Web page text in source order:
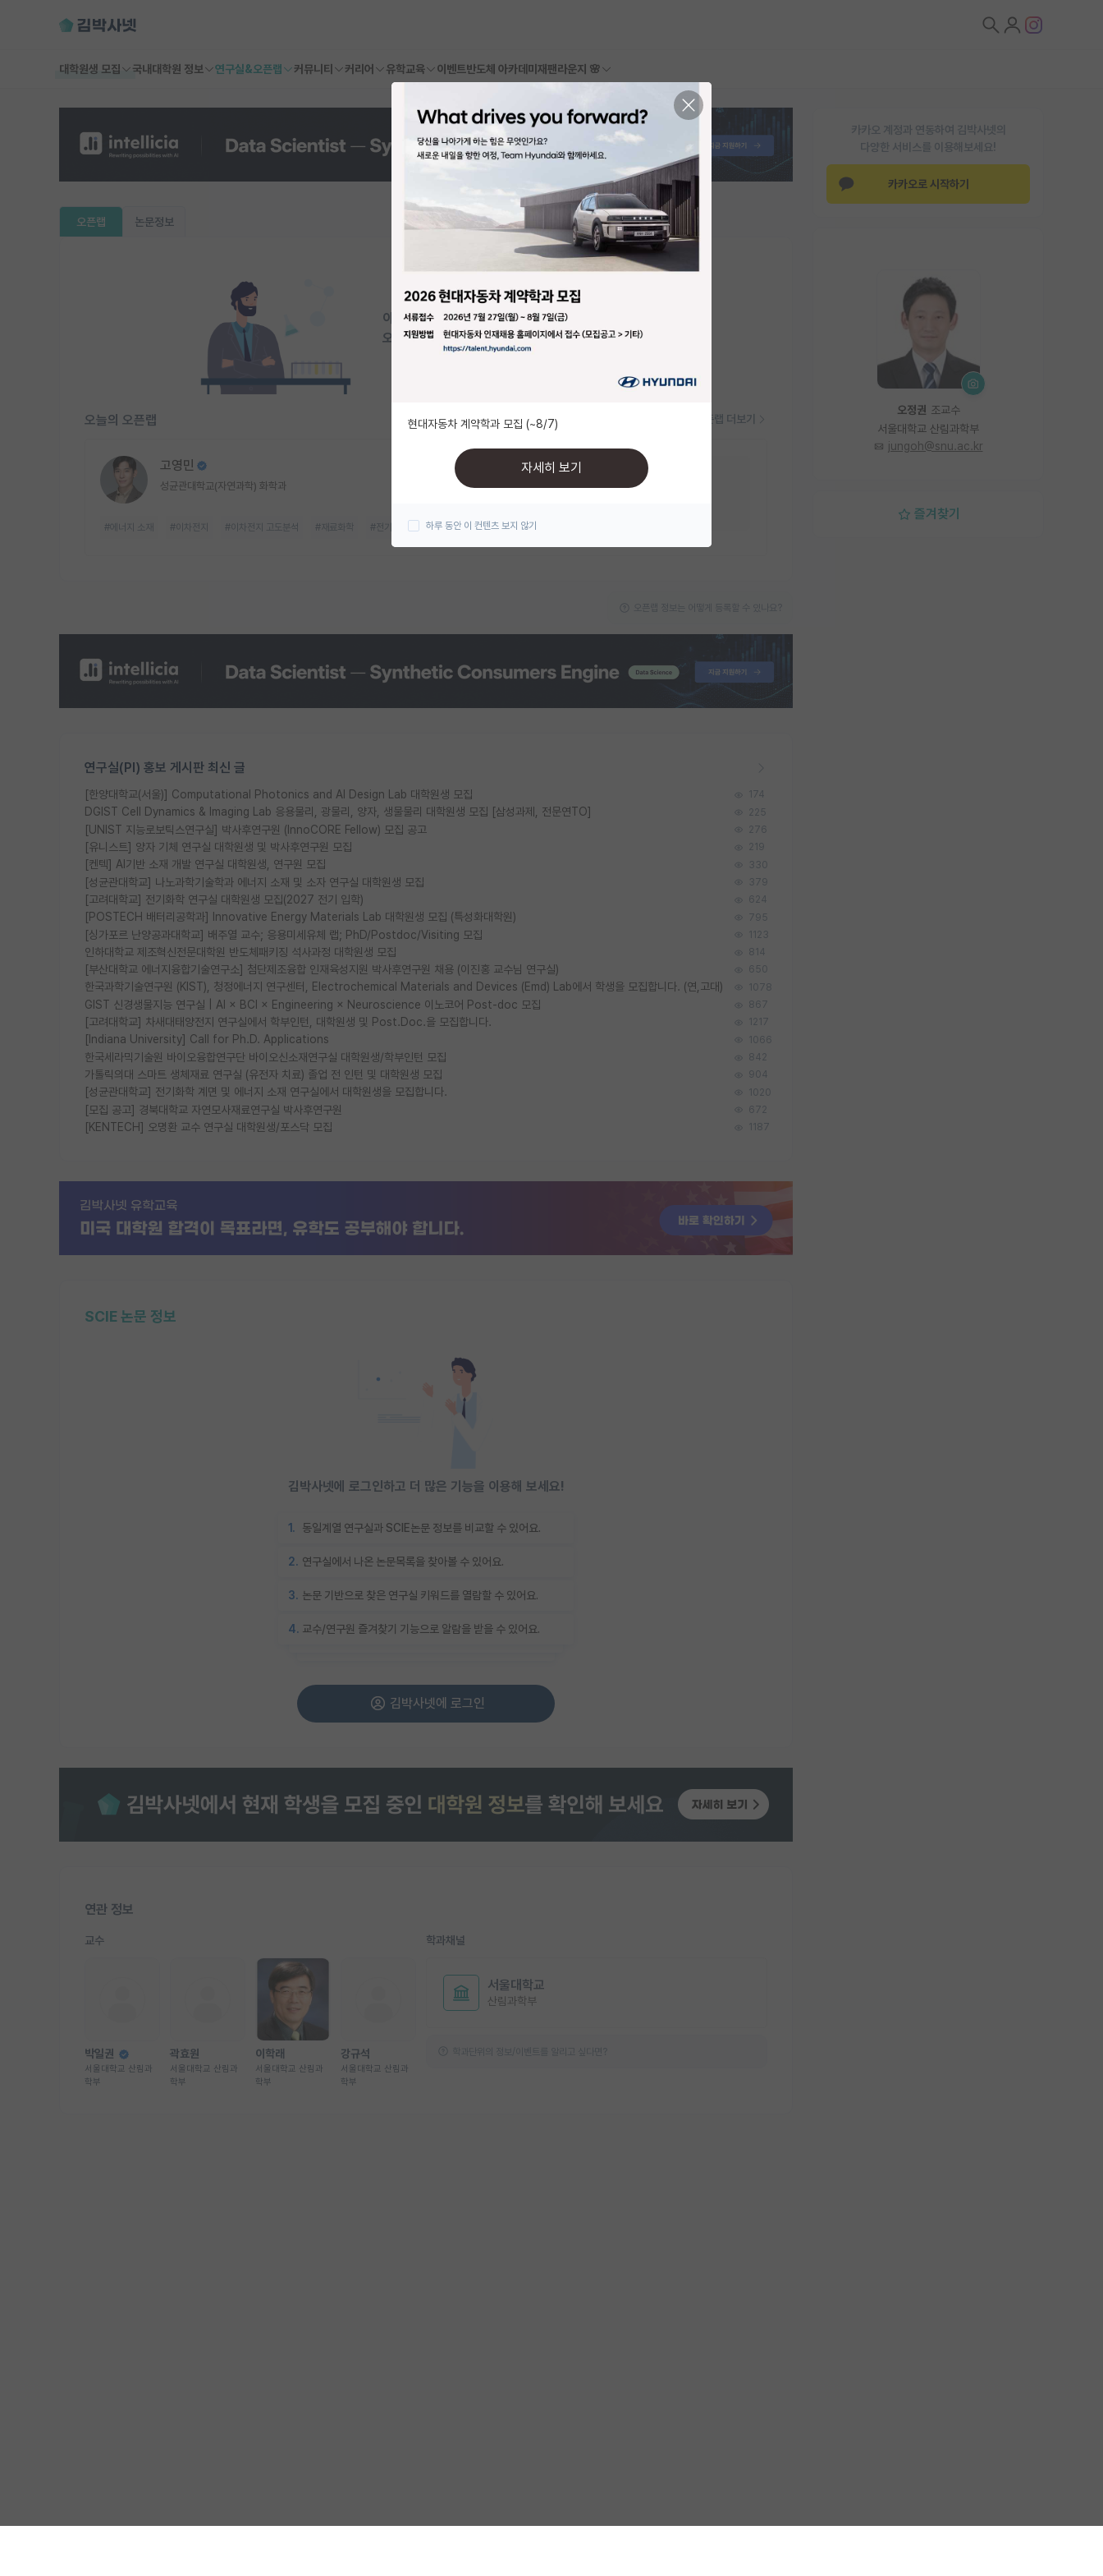
대학원생 모집 국내대학원 정보 연구실&오픈랩 커뮤니티 커리어 유학교육 이벤트반도체 아카데미 재팬라운지 🌸
오픈랩 논문정보
이 연구실은 아직 오픈랩 정보가등록되지 않았습니다.
오픈랩이 등록된 연구실은 어떠신가요?
오늘의 오픈랩 오픈랩 더보기
고영민
성균관대학교(자연과학) 화학과
#에너지 소재 #이차전지 #이차전지 고도분석 #재료화학 #전기화학 #차세대 전지
지금 연구실 모집중이에요!
오픈랩 정보는 어떻게 등록할 수 있나요?
연구실(PI) 홍보 게시판 최신 글
[한양대학교(서울)] Computational Photonics and AI Design Lab 대학원생 모집 174
DGIST Cell Dynamics & Imaging Lab 응용물리, 광물리, 양자, 생물물리 대학원생 모집 [삼성과제, 전문연TO] 225
[UNIST 지능로보틱스연구실] 박사후연구원 (InnoCORE Fellow) 모집 공고 276
[유니스트] 양자 기체 연구실 대학원생 및 박사후연구원 모집 219
[켄텍] AI기반 소재 개발 연구실 대학원생, 연구원 모집 330
[성균관대학교] 나노과학기술학과 에너지 소재 및 소자 연구실 대학원생 모집 379
[고려대학교] 전기화학 연구실 대학원생 모집(2027 전기 입학) 624
[POSTECH 배터리공학과] Innovative Energy Materials Lab 대학원생 모집 (특성화대학원) 795
[싱가포르 난양공과대학교] 배주열 교수; 응용미세유체 랩; PhD/Postdoc/Visiting 모집 1123
인하대학교 제조혁신전문대학원 반도체패키징 석사과정 대학원생 모집 814
[부산대학교 에너지융합기술연구소] 첨단제조융합 인재육성지원 박사후연구원 채용 (이진홍 교수님 연구실) 650
한국과학기술연구원 (KIST), 청정에너지 연구센터, Electrochemical Materials and Devices (Emd) Lab에서 학생을 모집합니다. (연,고대) 1078
GIST 신경생물지능 연구실 | AI × BCI × Engineering × Neuroscience 이노코어 Post-doc 모집 867
[고려대학교] 차새대태양전지 연구실에서 학부인턴, 대학원생 및 Post.Doc.을 모집합니다. 1217
[Indiana University] Call for Ph.D. Applications 1066
한국세라믹기술원 바이오융합연구단 바이오신소재연구실 대학원생/학부인턴 모집 842
가톨릭의대 스마트 생체재료 연구실 (유전자 치료) 졸업 전 인턴 및 대학원생 모집 904
[성균관대학교] 전기화학 계면 및 에너지 소재 연구실에서 대학원생을 모집합니다. 1020
[모집 공고] 경북대학교 자연모사재료연구실 박사후연구원 672
[KENTECH] 오명환 교수 연구실 대학원생/포스닥 모집 1187
SCIE 논문 정보
김박사넷에 로그인하고 더 많은 기능을 이용해 보세요!
1. 동일계열 연구실과 SCIE논문 정보를 비교할 수 있어요.
2. 연구실에서 나온 논문목록을 찾아볼 수 있어요.
3. 논문 기반으로 찾은 연구실 키워드를 열람할 수 있어요.
4. 교수/연구원 즐겨찾기 기능으로 알람을 받을 수 있어요.
김박사넷에 로그인
연관 정보
교수
박일권
서울대학교 산림과
학부
곽효원
서울대학교 산림과
학부
이학래
서울대학교 산림과
학부
강규석
서울대학교 산림과
학부
학과채널
서울대학교
산림과학부
학과단위의 정보/이벤트를 알리고 싶다면?
현대자동차 계약학과 모집 (~8/7)
자세히 보기
하루 동안 이 컨텐츠 보지 않기
카카오 계정과 연동하여 김박사넷의
다양한 서비스를 이용해보세요!
카카오로 시작하기
오정권 조교수
서울대학교 산림과학부
jungoh@snu.ac.kr
즐겨찾기